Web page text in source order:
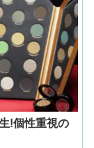
!個性重視の